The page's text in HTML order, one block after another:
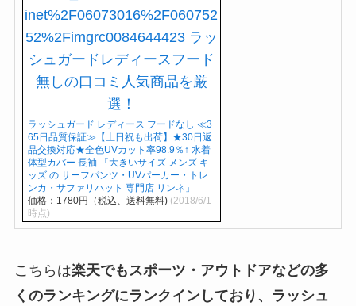
ラッシュガード レディース フードなし ≪3
65日品質保証≫【土日祝も出荷】★30日返
品交換対応★全色UVカット率98.9％↑ 水着
体型カバー 長袖 「大きいサイズ メンズ キ
ッズ の サーフパンツ・UVパーカー・トレ
ンカ・サファリハット 専門店 リンネ」
価格：1780円（税込、送料無料) (2018/6/1
時点)
こちらは楽天でもスポーツ・アウトドアなどの多
くのランキングにランクインしており、ラッシュ